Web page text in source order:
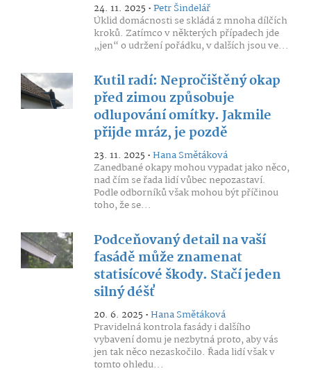
24. 11. 2025 •Petr Šindelář
Úklid domácnosti se skládá z mnoha dílčích
kroků. Zatímco v některých případech jde
„jen“ o udržení pořádku, v dalších jsou ve...
Kutil radí: Nepročištěný okap
před zimou způsobuje
odlupování omítky. Jakmile
přijde mráz, je pozdě
23. 11. 2025 •Hana Smětáková
Zanedbané okapy mohou vypadat jako něco,
nad čím se řada lidí vůbec nepozastaví.
Podle odborníků však mohou být příčinou
toho, že se...
Podceňovaný detail na vaší
fasádě může znamenat
statisícové škody. Stačí jeden
silný déšť
20. 6. 2025 •Hana Smětáková
Pravidelná kontrola fasády i dalšího
vybavení domu je nezbytná proto, aby vás
jen tak něco nezaskočilo. Řada lidí však v
tomto ohledu...